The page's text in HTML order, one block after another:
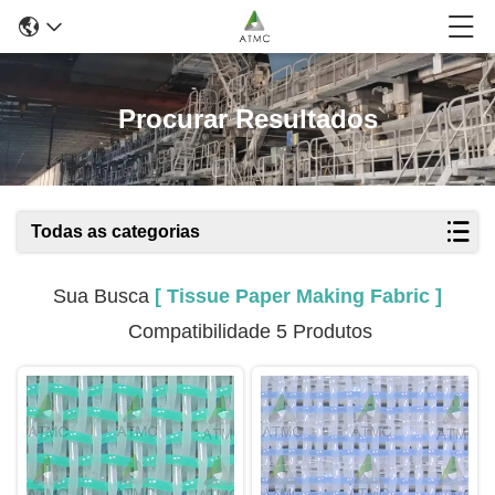
Procurar Resultados
Todas as categorias
Sua Busca [ Tissue Paper Making Fabric ]
Compatibilidade 5 Produtos